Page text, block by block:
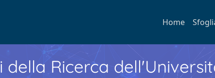
Home
Ricerca